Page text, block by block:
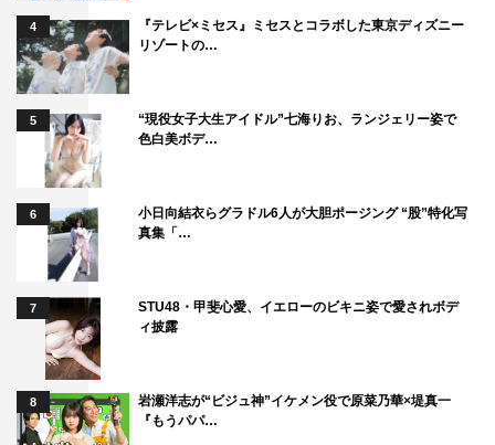
4
『テレビ×ミセス』ミセスとコラボした東京ディズニー
リゾートの…
5
“現役女子大生アイドル”七海りお、ランジェリー姿で
色白美ボデ…
6
小日向結衣らグラドル6人が大胆ポージング “股”特化写
真集「…
7
STU48・甲斐心愛、イエローのビキニ姿で愛されボデ
ィ披露
8
岩瀬洋志が“ビジュ神”イケメン役で原菜乃華×堤真一
『もうパパ…